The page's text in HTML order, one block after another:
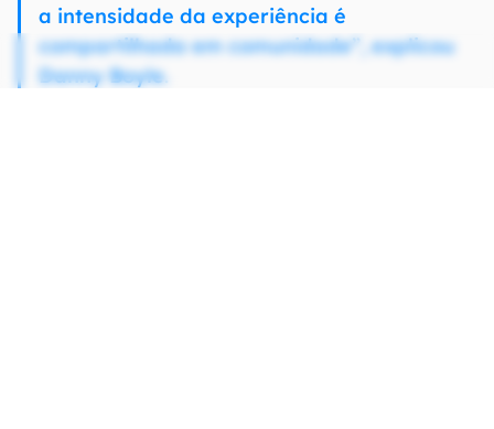
a intensidade da experiência é
compartilhada em comunidade”, explicou
Danny Boyle.